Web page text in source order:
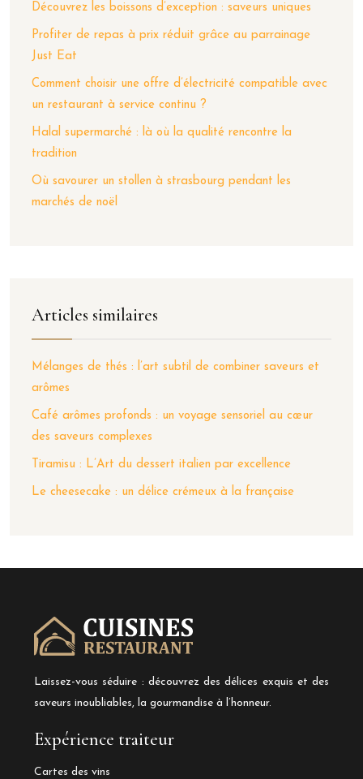
Découvrez les boissons d’exception : saveurs uniques
Profiter de repas à prix réduit grâce au parrainage
Just Eat
Comment choisir une offre d’électricité compatible avec
un restaurant à service continu ?
Halal supermarché : là où la qualité rencontre la
tradition
Où savourer un stollen à strasbourg pendant les
marchés de noël
Articles similaires
Mélanges de thés : l’art subtil de combiner saveurs et
arômes
Café arômes profonds : un voyage sensoriel au cœur
des saveurs complexes
Tiramisu : L’Art du dessert italien par excellence
Le cheesecake : un délice crémeux à la française
Laissez-vous séduire : découvrez des délices exquis et des
saveurs inoubliables, la gourmandise à l’honneur.
Expérience traiteur
Cartes des vins